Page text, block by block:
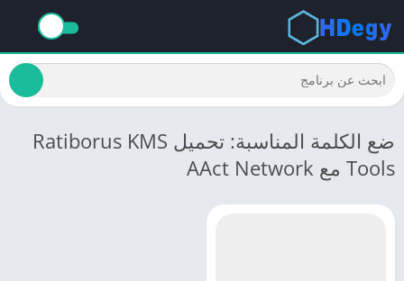
ضع الكلمة المناسبة: تحميل Ratiborus KMS
Tools مع AAct Network